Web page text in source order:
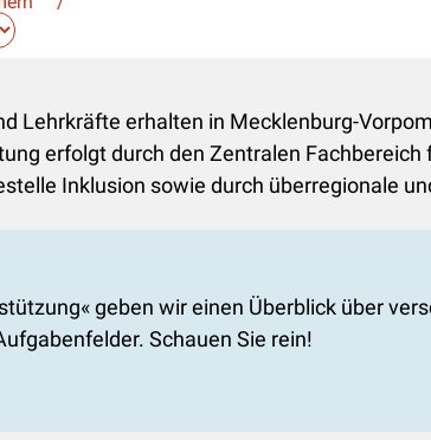
Seite.
Lehrkräfte erhalten in Mecklenburg-
erfolgt durch den Zentralen
Inklusion sowie durch überregionale
geben wir einen Überblick über
Schauen Sie rein!